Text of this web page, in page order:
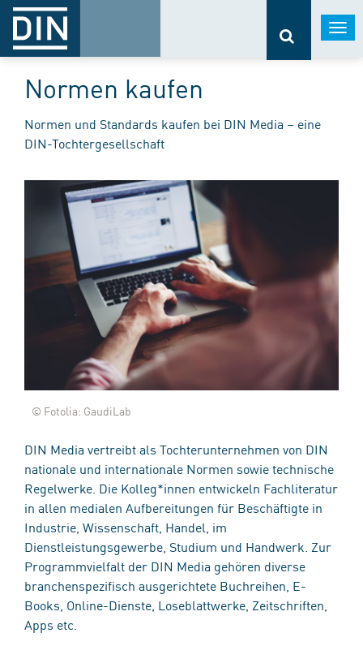
Normen kaufen
Normen und Standards kaufen bei DIN Media – eine
DIN-Tochtergesellschaft
© Fotolia: GaudiLab
DIN Media vertreibt als Tochterunternehmen von DIN
nationale und internationale Normen sowie technische
Regelwerke. Die Kolleg*innen entwickeln Fachliteratur
in allen medialen Aufbereitungen für Beschäftigte in
Industrie, Wissenschaft, Handel, im
Dienstleistungsgewerbe, Studium und Handwerk. Zur
Programmvielfalt der DIN Media gehören diverse
branchenspezifisch ausgerichtete Buchreihen, E-
Books, Online-Dienste, Loseblattwerke, Zeitschriften,
Apps etc.